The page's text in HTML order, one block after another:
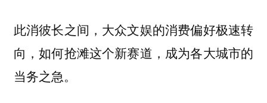
此消彼长之间，大众文娱的消费偏好极速转
向，如何抢滩这个新赛道，成为各大城市的
当务之急。